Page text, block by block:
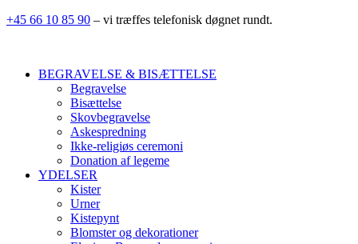
+45 66 10 85 90 – vi træffes telefonisk døgnet rundt.
BEGRAVELSE & BISÆTTELSE
Begravelse
Bisættelse
Skovbegravelse
Askespredning
Ikke-religiøs ceremoni
Donation af legeme
YDELSER
Kister
Urner
Kistepynt
Blomster og dekorationer